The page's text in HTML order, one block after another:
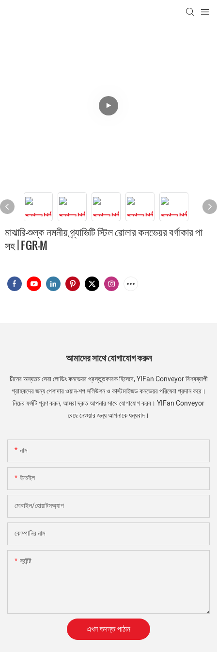
মাঝারি-শুল্ক নমনীয় গ্র্যাভিটি স্টিল রোলার কনভেয়র বর্গাকার পা
সহ | FGR-M
আমাদের সাথে যোগাযোগ করুন
চীনের অন্যতম সেরা লোডিং কনভেয়র প্রস্তুতকারক হিসেবে, YIFan Conveyor বিশ্বব্যাপী
গ্রাহকদের জন্য পেশাদার ওয়ান-শপ সলিউশন ও কাস্টমাইজড কনভেয়র পরিষেবা প্রদান করে।
নিচের ফর্মটি পূরণ করুন, আমরা দ্রুত আপনার সাথে যোগাযোগ করব। YIFan Conveyor
বেছে নেওয়ার জন্য আপনাকে ধন্যবাদ।
নাম
ইমেইল
মোবাইল/হোয়াটসঅ্যাপ
কোম্পানির নাম
কন্টেন্ট
এখন তদন্ত পাঠান